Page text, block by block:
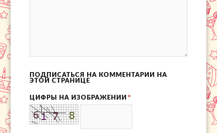
ПОДПИСАТЬСЯ НА КОММЕНТАРИИ НА
ЭТОЙ СТРАНИЦЕ
ЦИФРЫ НА ИЗОБРАЖЕНИИ *